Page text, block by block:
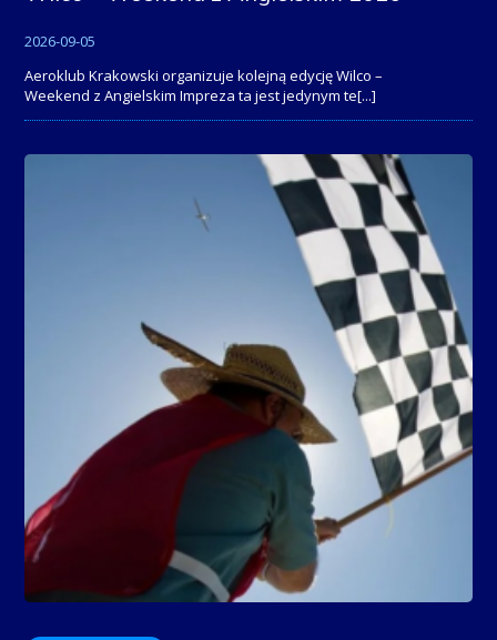
2026-09-05
Aeroklub Krakowski organizuje kolejną edycję Wilco –
Weekend z Angielskim Impreza ta jest jedynym te[...]